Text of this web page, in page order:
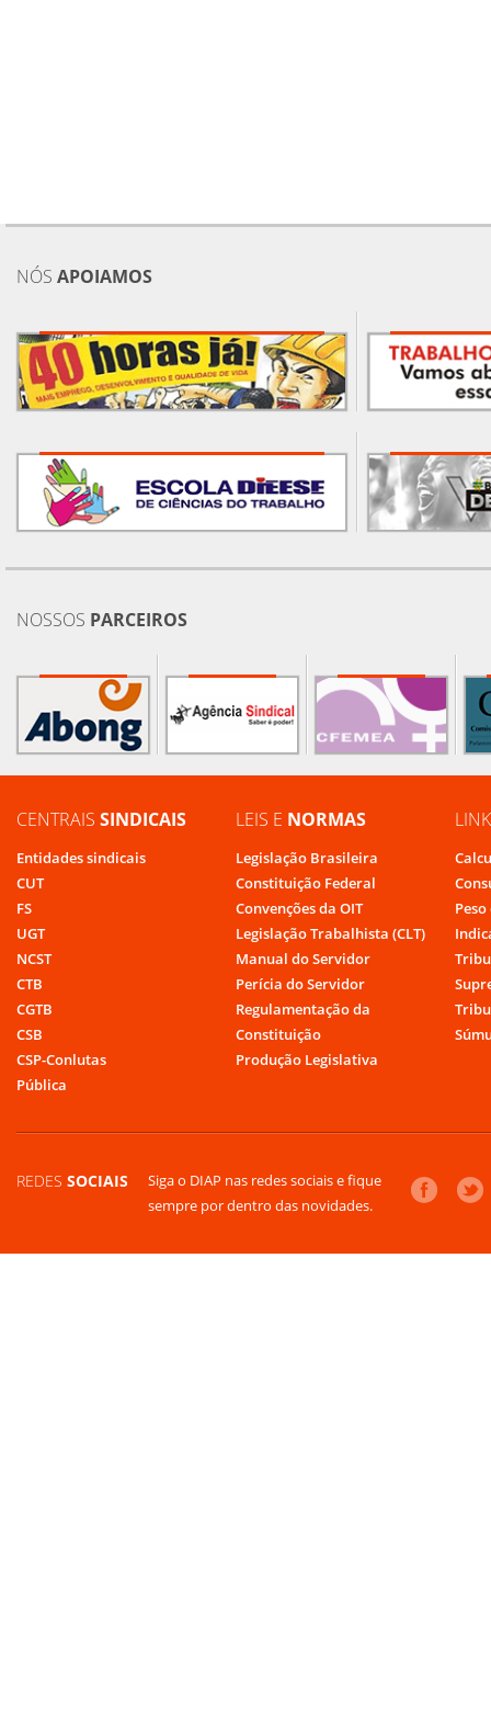
NÓS APOIAMOS
NOSSOS PARCEIROS
CENTRAIS SINDICAIS
Entidades sindicais
CUT
FS
UGT
NCST
CTB
CGTB
CSB
CSP-Conlutas
Pública
LEIS E NORMAS
Legislação Brasileira
Constituição Federal
Convenções da OIT
Legislação Trabalhista (CLT)
Manual do Servidor
Perícia do Servidor
Regulamentação da
Constituição
Produção Legislativa
REDES SOCIAIS
Siga o DIAP nas redes sociais e fique
sempre por dentro das novidades.